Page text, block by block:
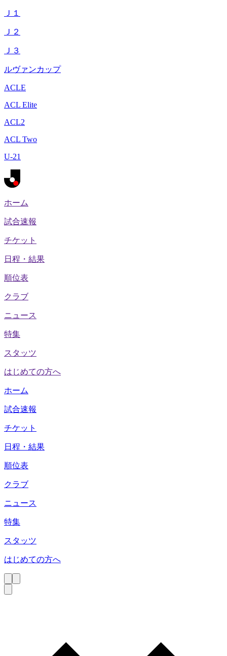
Ｊ１
Ｊ２
Ｊ３
ルヴァンカップ
ACLE
ACL Elite
ACL2
ACL Two
U-21
ホーム
試合速報
チケット
日程・結果
順位表
クラブ
ニュース
特集
スタッツ
はじめての方へ
ホーム
試合速報
チケット
日程・結果
順位表
クラブ
ニュース
特集
スタッツ
はじめての方へ